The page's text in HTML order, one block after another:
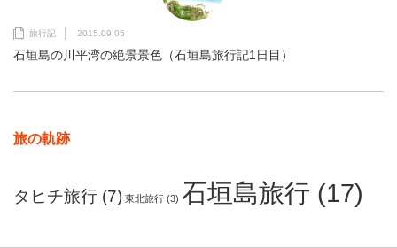
旅行記 2015.09.05
石垣島の川平湾の絶景景色（石垣島旅行記1日目）
旅の軌跡
タヒチ旅行 (7) 東北旅行 (3) 石垣島旅行 (17)